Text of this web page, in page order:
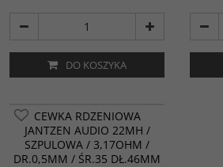
DO KOSZYKA
CEWKA RDZENIOWA
JANTZEN AUDIO 22MH /
SZPULOWA / 3,17OHM /
DR.0,5MM / ŚR.35 DŁ.46MM